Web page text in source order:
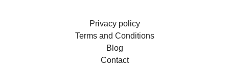
Privacy policy
Terms and Conditions
Blog
Contact